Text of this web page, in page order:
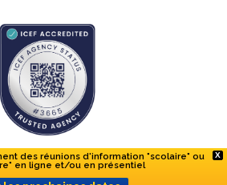
X
des réunions d'information "scolaire" ou
en ligne et/ou en présentiel